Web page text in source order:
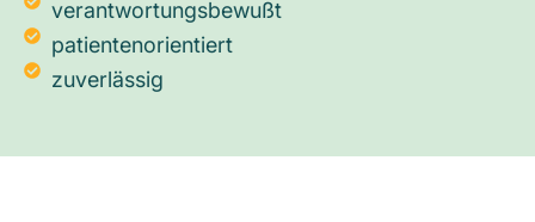
verantwortungsbewußt
patientenorientiert
zuverlässig